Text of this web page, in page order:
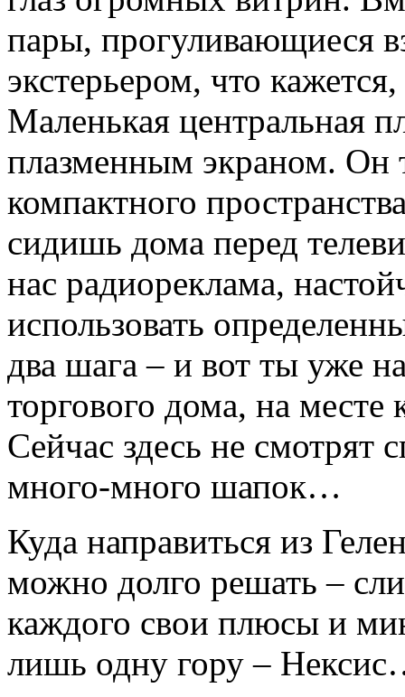
пары, прогуливающиеся
экстерьером, что
Маленькая центральная
плазменным экраном. Он
компактного
сидишь дома перед
нас радиореклама,
использовать
два шага – и вот ты уже
торгового дома, на месте
Сейчас здесь не смотрят
много-много шапок…
Куда направиться из
можно долго решать –
каждого свои плюсы и
лишь одну гору –